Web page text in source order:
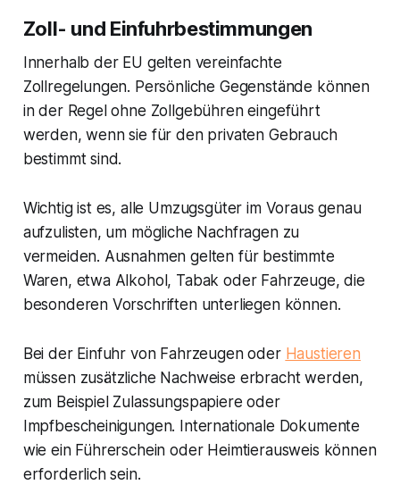
Zoll- und Einfuhrbestimmungen
Innerhalb der EU gelten vereinfachte
Zollregelungen. Persönliche Gegenstände können
in der Regel ohne Zollgebühren eingeführt
werden, wenn sie für den privaten Gebrauch
bestimmt sind.
Wichtig ist es, alle Umzugsgüter im Voraus genau
aufzulisten, um mögliche Nachfragen zu
vermeiden. Ausnahmen gelten für bestimmte
Waren, etwa Alkohol, Tabak oder Fahrzeuge, die
besonderen Vorschriften unterliegen können.
Bei der Einfuhr von Fahrzeugen oder Haustieren
müssen zusätzliche Nachweise erbracht werden,
zum Beispiel Zulassungspapiere oder
Impfbescheinigungen. Internationale Dokumente
wie ein Führerschein oder Heimtierausweis können
erforderlich sein.